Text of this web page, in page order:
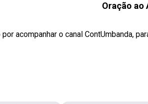
Oração ao
por acompanhar o canal ContUmbanda,